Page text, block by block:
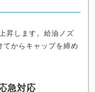
昇します。給油ノズ
からキャップを締め
急対応